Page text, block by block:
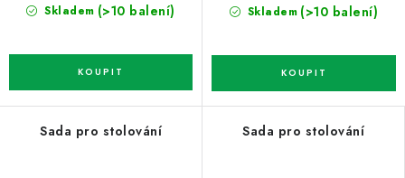
Skladem (>10 balení) Skladem (>10 balení)
Sada pro stolování Sada pro stolování